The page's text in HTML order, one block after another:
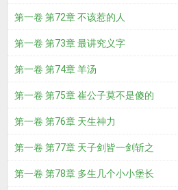
第一卷 第72章 不该惹的人
第一卷 第73章 最讲究义字
第一卷 第74章 羊汤
第一卷 第75章 崔公子莫不是傻的
第一卷 第76章 天生神力
第一卷 第77章 天子剑皆一剑斩之
第一卷 第78章 多生几个小小堡长